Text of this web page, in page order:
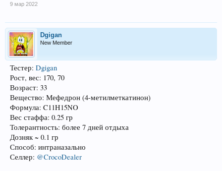
9 мар 2022
Dgigan
New Member
Тестер: Dgigan
Рост, вес: 170, 70
Возраст: 33
Вещество: Мефедрон (4-метилметкатинон)
Формула: C11H15NO
Вес стаффа: 0.25 гр
Толерантность: более 7 дней отдыха
Дозняк ~ 0.1 гр
Способ: интраназально
Селлер: @CrocoDealer